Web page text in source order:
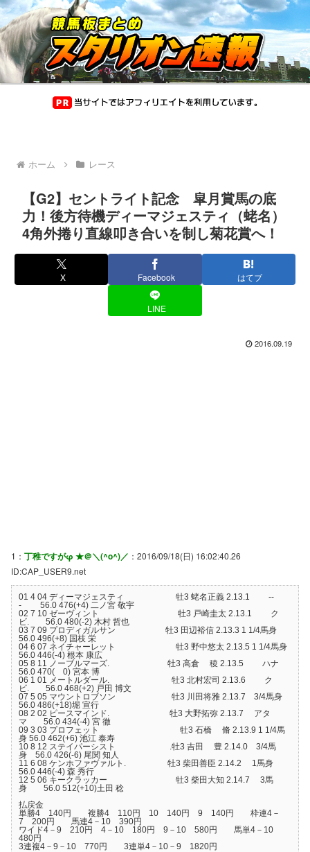
ホーム レース
【G2】セントライト記念 皐月賞馬の底
力！後方待機ディーマジェスティ（蛯名）
4角外捲り直線叩き合いを制し菊花賞へ！
X Facebook はてブ
LINE
2016.09.19
1： 丁稚ですがφ ★＠＼(^o^)／ ：2016/09/18(日) 16:02:40.26
ID:CAP_USER9.net
01 4 04 ディーマジェスティ 牡3 蛯名正義 2.13.1 --
- 56.0 476(+4) 二ノ宮 敬宇
02 7 10 ゼーヴィント 牡3 戸崎圭太 2.13.1 ク
ビ. 56.0 480(-2) 木村 哲也
03 7 09 プロディガルサン 牡3 田辺裕信 2.13.3 1 1/4馬身
56.0 496(+8) 国枝 栄
04 6 07 ネイチャーレット 牡3 野中悠太 2.13.5 1 1/4馬身
56.0 446(-4) 根本 康広
05 8 11 ノーブルマーズ. 牡3 高倉 稜 2.13.5 ハナ
56.0 470( 0) 宮本 博
06 1 01 メートルダール. 牡3 北村宏司 2.13.6 ク
ビ. 56.0 468(+2) 戸田 博文
07 5 05 マウントロブソン 牡3 川田将雅 2.13.7 3/4馬身
56.0 486(+18)堀 宣行
08 2 02 ピースマインド. 牡3 大野拓弥 2.13.7 アタ
マ 56.0 434(-4) 宮 徹
09 3 03 プロフェット 牡3 石橋 脩 2.13.9 1 1/4馬
身 56.0 462(+6) 池江 泰寿
10 8 12 ステイパーシスト .牡3 吉田 豊 2.14.0 3/4馬
身 56.0 426(-6) 尾関 知人
11 6 08 ケンホファヴァルト. 牡3 柴田善臣 2.14.2 1馬身
56.0 446(-4) 森 秀行
12 5 06 キークラッカー 牡3 柴田大知 2.14.7 3馬
身 56.0 512(+10)土田 稔
払戻金
単勝4 140円 複勝4 110円 10 140円 9 140円 枠連4－
7 200円 馬連4－10 390円
ワイド4－9 210円 4－10 180円 9－10 580円 馬単4－10
480円
3連複4－9－10 770円 3連単4－10－9 1820円